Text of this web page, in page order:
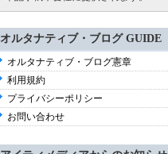
オルタナティブ・ブログ GUIDE
オルタナティブ・ブログ憲章
利用規約
プライバシーポリシー
お問い合わせ